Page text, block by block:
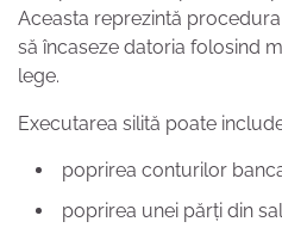
Aceasta reprezintă
să încaseze datoria folosind
lege.
Executarea silită poate
poprirea conturilor
poprirea unei părți din